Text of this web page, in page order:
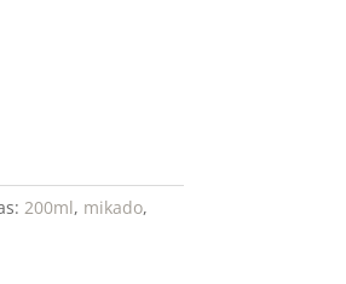
200ml, mikado,